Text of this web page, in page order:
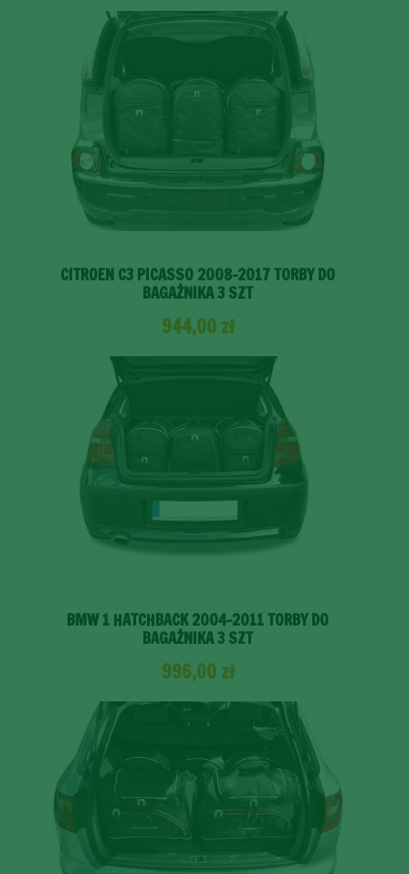
CITROEN C3 PICASSO 2008-2017 TORBY DO
BAGAŻNIKA 3 SZT
944,00 zł
BMW 1 HATCHBACK 2004-2011 TORBY DO
BAGAŻNIKA 3 SZT
996,00 zł